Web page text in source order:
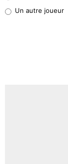
9%
Un autre joueur